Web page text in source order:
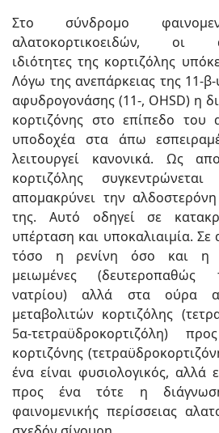
Στο σύνδρομο
αλατοκορτικοειδών, οι
ιδιότητες της κορτιζόλης
Λόγω της ανεπάρκειας της 11-β-
αφυδρογονάσης (11-, OHSD) η
κορτιζόνης στο επίπεδο του
υποδοχέα στα άπω
λειτουργεί κανονικά. Ως
κορτιζόλης
απομακρύνει την
της. Αυτό οδηγεί σε
υπέρταση και υποκαλιαιμία.
τόσο η ρενίνη όσο και η
μειωμένες (δευτεροπαθώς
νατρίου) αλλά στα ούρα
μεταβολιτών κορτιζόλης
5α-τετραϋδροκορτιζόλη)
κορτιζόνης
ένα είναι φυσιολογικός, αλλά
προς ένα τότε η
φαινομενικής περίσσειας